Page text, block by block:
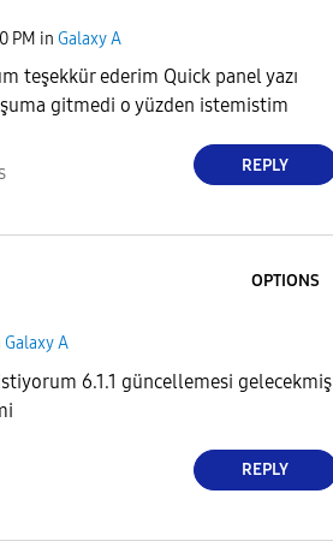
PM in Galaxy A
teşekkür ederim Quick panel yazı
gitmedi o yüzden istemistim
REPLY
OPTIONS
Galaxy A
6.1.1 güncellemesi gelecekmiş
REPLY